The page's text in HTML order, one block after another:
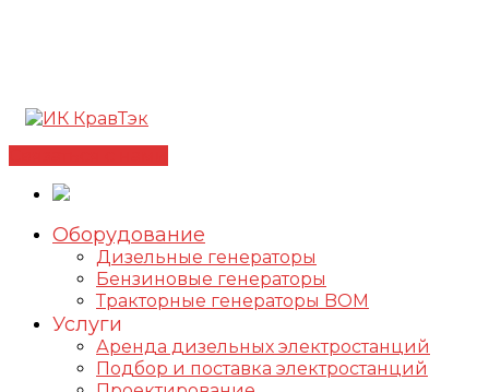
Оборудование
Дизельные генераторы
Бензиновые генераторы
Тракторные генераторы BOM
Услуги
Аренда дизельных электростанций
Подбор и поставка электростанций